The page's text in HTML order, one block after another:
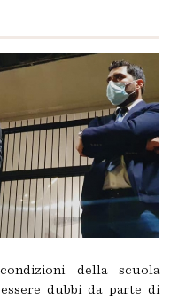
della scuola
dubbi da parte di